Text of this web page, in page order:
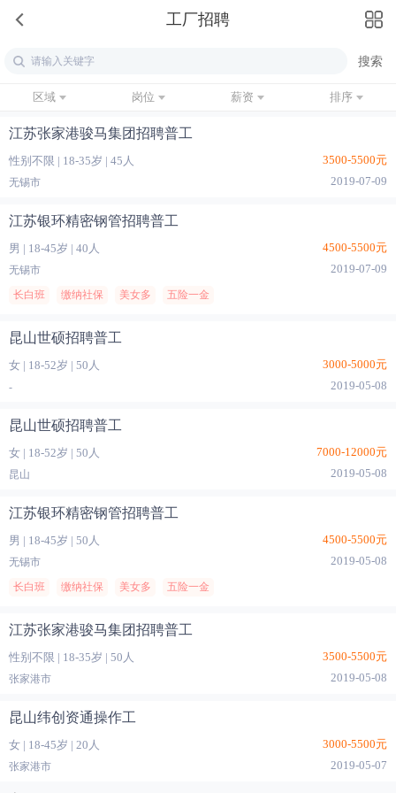
工厂招聘
区域 岗位 薪资 排序
江苏张家港骏马集团招聘普工
性别不限 | 18-35岁 | 45人 3500-5500元
无锡市 2019-07-09
江苏银环精密钢管招聘普工
男 | 18-45岁 | 40人 4500-5500元
无锡市 2019-07-09
长白班 缴纳社保 美女多 五险一金
昆山世硕招聘普工
女 | 18-52岁 | 50人 3000-5000元
- 2019-05-08
昆山世硕招聘普工
女 | 18-52岁 | 50人 7000-12000元
昆山 2019-05-08
江苏银环精密钢管招聘普工
男 | 18-45岁 | 50人 4500-5500元
无锡市 2019-05-08
长白班 缴纳社保 美女多 五险一金
江苏张家港骏马集团招聘普工
性别不限 | 18-35岁 | 50人 3500-5500元
张家港市 2019-05-08
昆山纬创资通操作工
女 | 18-45岁 | 20人 3000-5500元
张家港市 2019-05-07